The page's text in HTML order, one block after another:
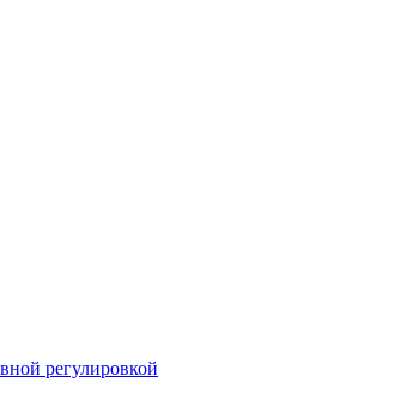
регулировкой